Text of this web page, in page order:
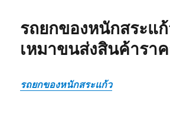
รถยกของหนักสระแ
เหมาขนส่งสินค้ารา
รถยกของหนักสระแก้ว